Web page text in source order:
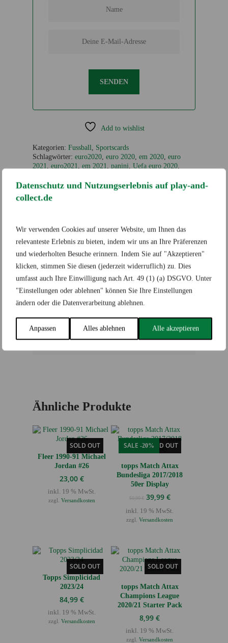
Datenschutz und Nutzungserlebnis auf play-and-
collect.de
Wir verwenden Cookies auf unserer Website, um Ihnen das
relevanteste Erlebnis zu bieten, indem wir uns an Ihre Präferenzen
und wiederholten Besuche erinnern. Indem Sie auf "Akzeptieren"
klicken, stimmen Sie diesen (jederzeit widerruflich) zu. Dies
umfasst auch Ihre Einwilligung nach Art. 49 (1) (a) DSGVO. Unter
"Einstellungen oder ablehnen" können Sie Ihre Einstellungen
ändern oder die Datenverarbeitung ablehnen.
Anpassen Alles ablehnen Alle akzeptieren
SENDEN
Add to wishlist
Kategorien: Fussball
Sportscards
Schlagwörter: euro2020 euro 2020 em 2020 euro
2021
euro2021 em 2021 panini Uefa euro 2020
Marke
GTIN
Ähnliche Produkte
SOLD OUT
Fleer 1990-91 Michael
Jordan #26
23,00 €
inkl. 19 % MwSt.
zzgl. Versandkosten
SOLD OUT
SALE -20%
topps Match Attax
Bundesliga 2017/2018
50er Display
50,00€ Ursprünglicher
war:
50,00 €
39,99 €Aktueller
ist:
39,99 €.
inkl. 19 % MwSt.
zzgl.Versandkosten
SOLD OUT
Topps Simplicidad
2023/24
84,99 €
inkl. 19 % MwSt.
zzgl. Versandkosten
SOLD OUT
topps Match Attax
Champions League
2020/21 Starter Pack
8,99€
inkl. 19 % MwSt.
zzgl.Versandkosten